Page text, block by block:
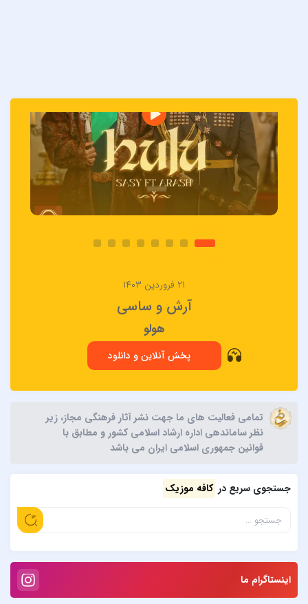
۲۱ فروردین ۱۴۰۳
آرش و ساسی
هولو
پخش آنلاین و دانلود
تمامی فعالیت های ما جهت نشر آثار فرهنگی مجاز، زیر
نظر ساماندهی اداره ارشاد اسلامی کشور و مطابق با
قوانین جمهوری اسلامی ایران می باشد
جستجوی سریع در کافه موزیک
اینستاگرام ما